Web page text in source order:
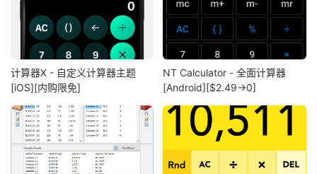
计算器X - 自定义计算器主题
[iOS][内购限免]
NT Calculator - 全面计算器
[Android][$2.49→0]